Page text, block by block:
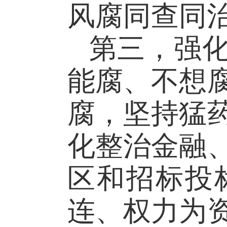
风腐同查同
第三，强
能腐、不想
腐，坚持猛
化整治金融
区和招标
连、权力为